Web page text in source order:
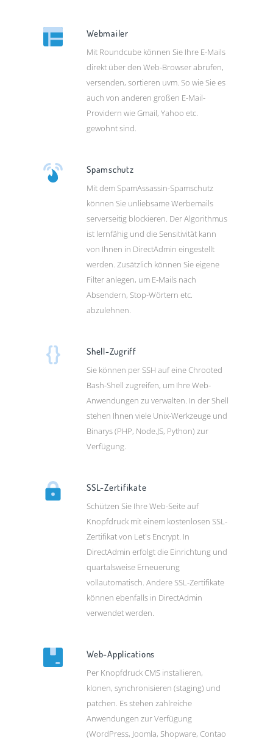
Webmailer
Mit Roundcube können Sie Ihre E-Mails
direkt über den Web-Browser abrufen,
versenden, sortieren uvm. So wie Sie es
auch von anderen großen E-Mail-
Providern wie Gmail, Yahoo etc.
gewohnt sind.
Spamschutz
Mit dem SpamAssassin-Spamschutz
können Sie unliebsame Werbemails
serverseitig blockieren. Der Algorithmus
ist lernfähig und die Sensitivität kann
von Ihnen in DirectAdmin eingestellt
werden. Zusätzlich können Sie eigene
Filter anlegen, um E-Mails nach
Absendern, Stop-Wörtern etc.
abzulehnen.
Shell-Zugriff
Sie können per SSH auf eine Chrooted
Bash-Shell zugreifen, um Ihre Web-
Anwendungen zu verwalten. In der Shell
stehen Ihnen viele Unix-Werkzeuge und
Binarys (PHP, Node.JS, Python) zur
Verfügung.
SSL-Zertifikate
Schützen Sie Ihre Web-Seite auf
Knopfdruck mit einem kostenlosen SSL-
Zertifikat von Let's Encrypt. In
DirectAdmin erfolgt die Einrichtung und
quartalsweise Erneuerung
vollautomatisch. Andere SSL-Zertifikate
können ebenfalls in DirectAdmin
verwendet werden.
Web-Applications
Per Knopfdruck CMS installieren,
klonen, synchronisieren (staging) und
patchen. Es stehen zahlreiche
Anwendungen zur Verfügung
(WordPress, Joomla, Shopware, Contao